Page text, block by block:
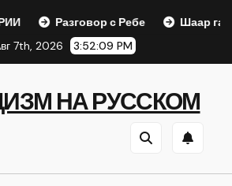
с Ребе
Шаар гайихуд гл. 1
7th, 2026
3:52:10 PM
НА РУССКОМ